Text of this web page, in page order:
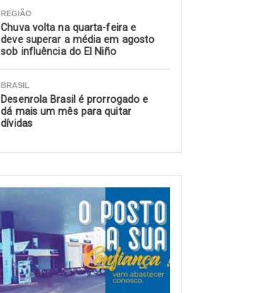
REGIÃO
Chuva volta na quarta-feira e
deve superar a média em agosto
sob influência do El Niño
BRASIL
Desenrola Brasil é prorrogado e
dá mais um mês para quitar
dívidas